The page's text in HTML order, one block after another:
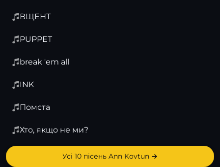
ВЩЕНТ
PUPPET
break 'em all
INK
Помста
Хто, якщо не ми?
Усі 10 пісень Ann Kovtun →